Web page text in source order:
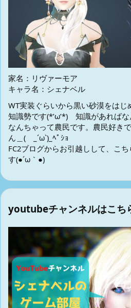
家名：リヴァーモア
キャラ名：シェナベル
WT実装ぐらいから黒い砂漠をはじ
知識勢です(*’ω’*) 知識があればな
なんちゃって農民です。農民好き
ん＿( _´ω`)_ﾍﾟｼｮ
FC2ブログからお引越しして、こ
す(●´ω｀●)
youtubeチャンネルはこち